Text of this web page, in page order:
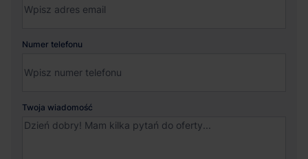
Numer telefonu
Twoja wiadomość